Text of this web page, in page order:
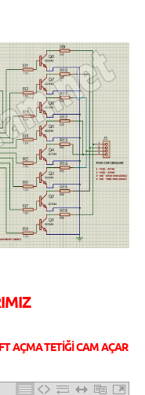
AÇMA TETİĞİ CAM AÇAR